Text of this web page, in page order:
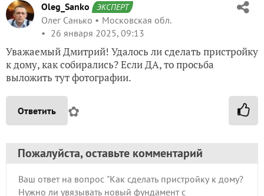
Oleg_Sanko ЭКСПЕРТ
Олег Санько
Московская обл.
26 января 2025, 09:13
Уважаемый Дмитрий! Удалось ли сделать пристройку
к дому, как собирались? Если ДА, то просьба
выложить тут фотографии.
Ответить ✿
Пожалуйста, оставьте комментарий